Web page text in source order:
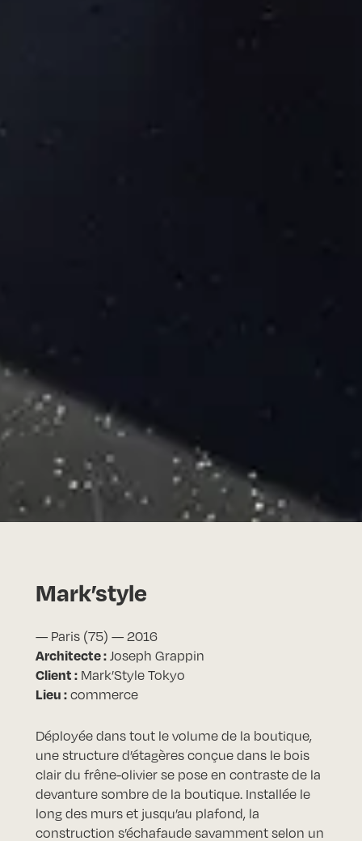
Mark’style
— Paris (75) — 2016
Architecte :Joseph Grappin
Client :Mark’Style Tokyo
Lieu :commerce
Déployée dans tout le volume de la boutique,
une structure d’étagères conçue dans le bois
clair du frêne-olivier se pose en contraste de la
devanture sombre de la boutique. Installée le
long des murs et jusqu’au plafond, la
construction s’échafaude savamment selon un